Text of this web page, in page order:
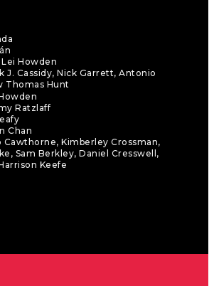
Lei Howden
J. Cassidy, Nick Garrett, Antonio
Thomas Hunt
Ratzlaff
Chan
Cawthorne, Kimberley Crossman,
Sam Berkley, Daniel Cresswell,
Keefe